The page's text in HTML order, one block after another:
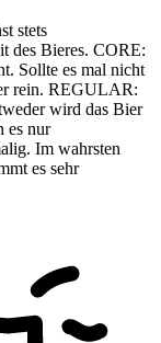
stets
des Bieres. CORE:
Sollte es mal nicht
rein. REGULAR:
wird das Bier
es nur
Im wahrsten
es sehr